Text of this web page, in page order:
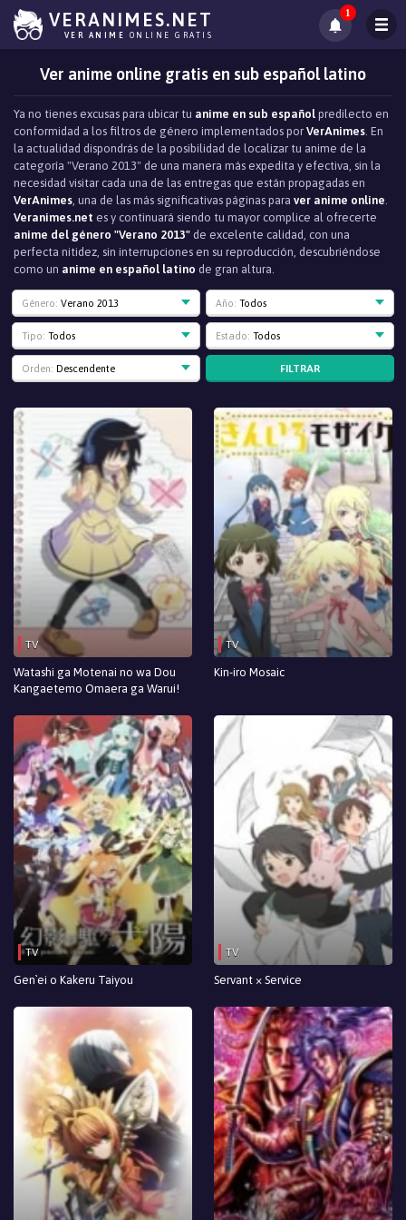
VERANIMES.NET
VER ANIME ONLINE GRATIS
1
Ver anime online gratis en sub español latino
Ya no tienes excusas para ubicar tu anime en sub español predilecto en
conformidad a los filtros de género implementados por VerAnimes. En
la actualidad dispondrás de la posibilidad de localizar tu anime de la
categoría "Verano 2013" de una manera más expedita y efectiva, sin la
necesidad visitar cada una de las entregas que están propagadas en
VerAnimes, una de las más significativas páginas para ver anime online.
Veranimes.net es y continuará siendo tu mayor complice al ofrecerte
anime del género "Verano 2013" de excelente calidad, con una
perfecta nitidez, sin interrupciones en su reproducción, descubriéndose
como un anime en español latino de gran altura.
Género: Verano 2013 Año: Todos
Tipo: Todos Estado: Todos
Orden: Descendente FILTRAR
TV
Watashi ga Motenai no wa Dou
Kangaetemo Omaera ga Warui!
TV
Kin-iro Mosaic
TV
Gen`ei o Kakeru Taiyou
TV
Servant × Service